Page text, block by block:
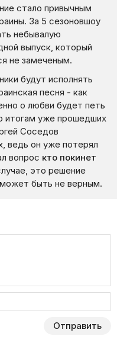
стало привычным
За 5 сезоновшоу
небывалую
выпуск, который
не замеченым.
будут исполнять
песня - как
о любви будет петь
итогам уже прошедших
Соседов
ведь он уже потерял
вопрос кто покинет
это решение
может быть не верным.
Отправить